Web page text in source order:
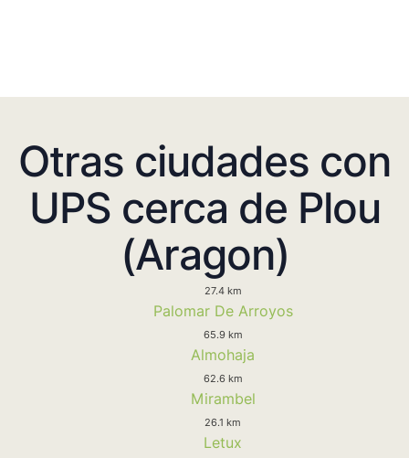
Otras ciudades con
UPS cerca de Plou
(Aragon)
27.4 km
Palomar De Arroyos
65.9 km
Almohaja
62.6 km
Mirambel
26.1 km
Letux